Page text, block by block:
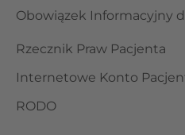
Obowiązek Informacyjny
Rzecznik Praw Pacjenta
Internetowe Konto
RODO